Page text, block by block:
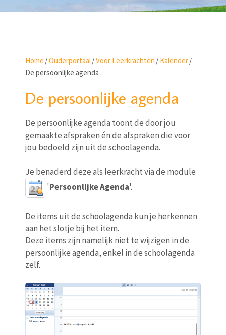
Home /Ouderportaal/Voor Leerkrachten / Kalender/
De persoonlijke agenda
De persoonlijke agenda
De persoonlijke agenda toont de door jou
gemaakte afspraken én de afspraken die voor
jou bedoeld zijn uit de schoolagenda.
Je benaderd deze als leerkracht via de module
'Persoonlijke Agenda'.
De items uit de schoolagenda kun je herkennen
aan het slotje bij het item.
Deze items zijn namelijk niet te wijzigen in de
persoonlijke agenda, enkel in de schoolagenda
zelf.